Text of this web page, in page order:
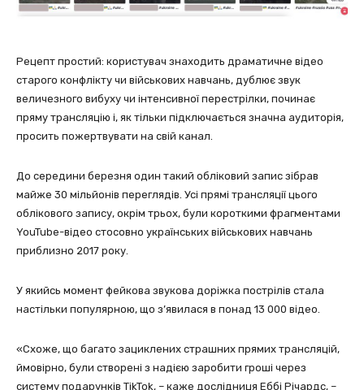
Рецепт простий: користувач знаходить драматичне відео
старого конфлікту чи військових навчань, дублює звук
величезного вибуху чи інтенсивної перестрілки, починає
пряму трансляцію і, як тільки підключається значна аудиторія,
просить пожертвувати на свій канал.
До середини березня один такий обліковий запис зібрав
майже 30 мільйонів переглядів. Усі прямі трансляції цього
облікового запису, окрім трьох, були короткими фрагментами
YouTube-відео стосовно українських військових навчань
приблизно 2017 року.
У якийсь момент фейкова звукова доріжка пострілів стала
настільки популярною, що з’явилася в понад 13 000 відео.
«Схоже, що багато зациклених страшних прямих трансляцій,
ймовірно, були створені з надією заробити гроші через
систему подарунків TikTok, – каже дослідниця Еббі Річардс, –